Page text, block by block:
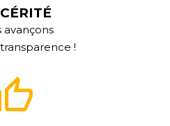
avançons
!